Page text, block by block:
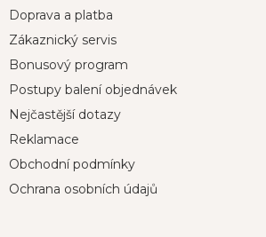
Doprava a platba
Zákaznický servis
Bonusový program
Postupy balení objednávek
Nejčastější dotazy
Reklamace
Obchodní podmínky
Ochrana osobních údajů